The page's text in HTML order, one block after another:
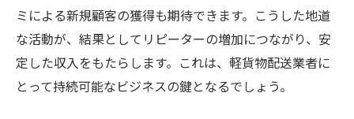
ミによる新規顧客の獲得も期待できます。こうした地道
な活動が、結果としてリピーターの増加につながり、安
定した収入をもたらします。これは、軽貨物配送業者に
とって持続可能なビジネスの鍵となるでしょう。